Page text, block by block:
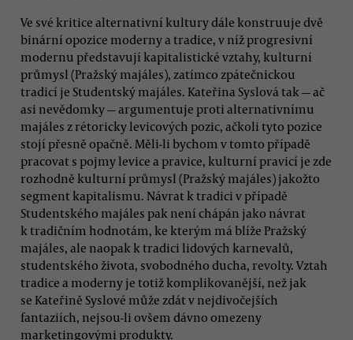
Ve své kritice alternativní kultury dále konstruuje dvě
binární opozice moderny a tradice, v níž progresivní
modernu představují kapitalistické vztahy, kulturní
průmysl (Pražský majáles), zatímco zpátečnickou
tradicí je Studentský majáles. Kateřina Syslová tak — ač
asi nevědomky — argumentuje proti alternativnímu
majáles z rétoricky levicových pozic, ačkoli tyto pozice
stojí přesně opačně. Měli-li bychom v tomto případě
pracovat s pojmy levice a pravice, kulturní pravicí je zde
rozhodně kulturní průmysl (Pražský majáles) jakožto
segment kapitalismu. Návrat k tradici v případě
Studentského majáles pak není chápán jako návrat
k tradičním hodnotám, ke kterým má blíže Pražský
majáles, ale naopak k tradici lidových karnevalů,
studentského života, svobodného ducha, revolty. Vztah
tradice a moderny je totiž komplikovanější, než jak
se Kateřině Syslové může zdát v nejdivočejších
fantaziích, nejsou-li ovšem dávno omezeny
marketingovými produkty.